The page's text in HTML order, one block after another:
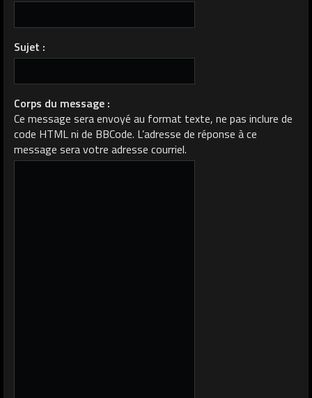
Sujet :
Corps du message :
Ce message sera envoyé au format texte, ne pas inclure de
code HTML ni de BBCode. L’adresse de réponse à ce
message sera votre adresse courriel.